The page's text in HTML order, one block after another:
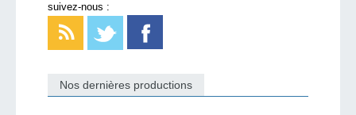
suivez-nous :
Nos dernières productions